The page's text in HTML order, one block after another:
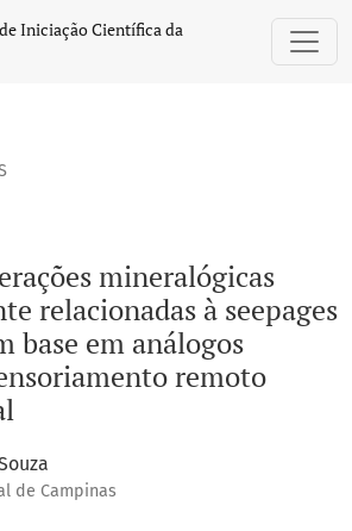
mineralógicas potencialmente
Iniciação Científica da
mineralógicas
relacionadas à seepages
base em análogos
remoto
de Campinas